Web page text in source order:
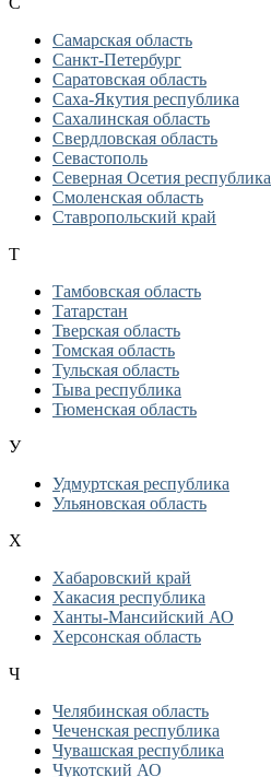
Самарская область
Санкт-Петербург
Саратовская область
Саха-Якутия республика
Сахалинская область
Свердловская область
Севастополь
Северная Осетия республика
Смоленская область
Ставропольский край
Т
Тамбовская область
Татарстан
Тверская область
Томская область
Тульская область
Тыва республика
Тюменская область
У
Удмуртская республика
Ульяновская область
Х
Хабаровский край
Хакасия республика
Ханты-Мансийский АО
Херсонская область
Ч
Челябинская область
Чеченская республика
Чувашская республика
Чукотский АО